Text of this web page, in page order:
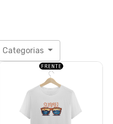
T-Shirt Bloco Unidos da